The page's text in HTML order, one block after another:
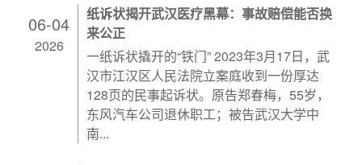
06-04
2026
纸诉状揭开武汉医疗黑幕：事故赔偿能否换
来公正
一纸诉状撬开的“铁门” 2023年3月17日，武
汉市江汉区人民法院立案庭收到一份厚达
128页的民事起诉状。原告郑春梅，55岁，
东风汽车公司退休职工；被告武汉大学中
南...